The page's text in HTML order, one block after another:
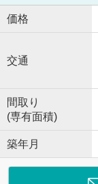
価格
交通
間取り
(専有面積)
築年月